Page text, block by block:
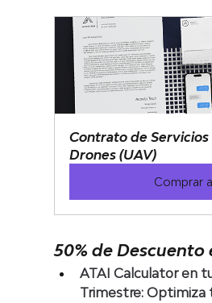
Contrato de
Drones (UAV)
Comprar
50% de Descuento
ATAI Calculator en
Trimestre: Optimiza